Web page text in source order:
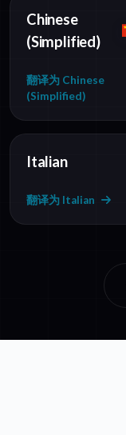
Chinese
(Simplified)
翻译为 Chinese
(Simplified)
Italian
翻译为 Italian